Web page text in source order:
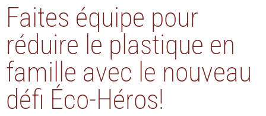
Faites équipe pour
réduire le plastique en
famille avec le nouveau
défi Éco-Héros!